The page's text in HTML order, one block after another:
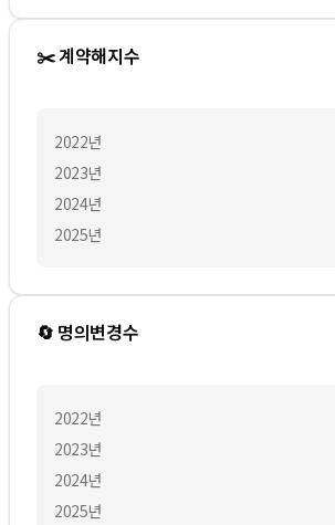
✂️ 계약해지수
2022년
2023년
2024년
2025년
🔄 명의변경수
2022년
2023년
2024년
2025년